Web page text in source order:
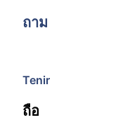
ถาม
Tenir
ถือ